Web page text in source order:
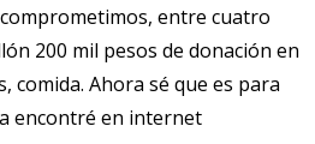
entre cuatro
200 mil pesos de donación en
comida. Ahora sé que es para
encontré en internet